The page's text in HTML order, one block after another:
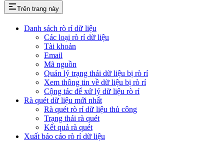
Trên trang này
Danh sách rò rỉ dữ liệu
Các loại rò rỉ dữ liệu
Tài khoản
Email
Mã nguồn
Quản lý trạng thái dữ liệu bị rò rỉ
Xem thông tin về dữ liệu bị rò rỉ
Cộng tác để xử lý dữ liệu rò rỉ
Rà quét dữ liệu mới nhất
Rà quét rò rỉ dữ liệu thủ công
Trạng thái rà quét
Kết quả rà quét
Xuất báo cáo rò rỉ dữ liệu